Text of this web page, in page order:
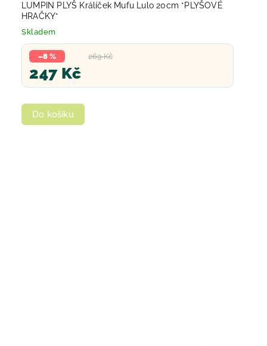
LUMPIN PLYŠ Králíček Mufu Lulo 20cm *PLYŠOVÉ
HRAČKY*
Skladem
269 Kč
–8 %
247 Kč
Do košíku